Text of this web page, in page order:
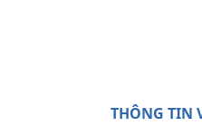
THÔNG TIN